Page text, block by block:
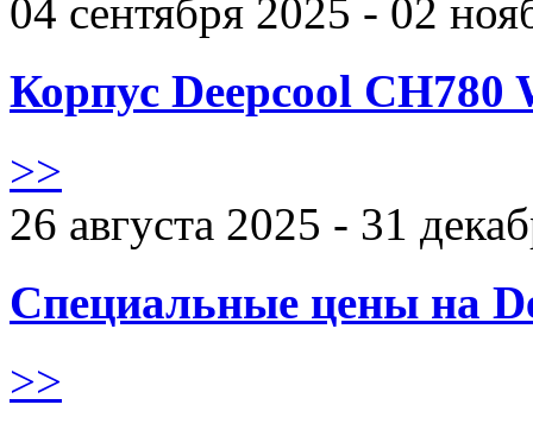
04 сентября 2025 - 02
Корпус Deepcool CH780
>>
26 августа 2025 - 31
Специальные цены на
>>